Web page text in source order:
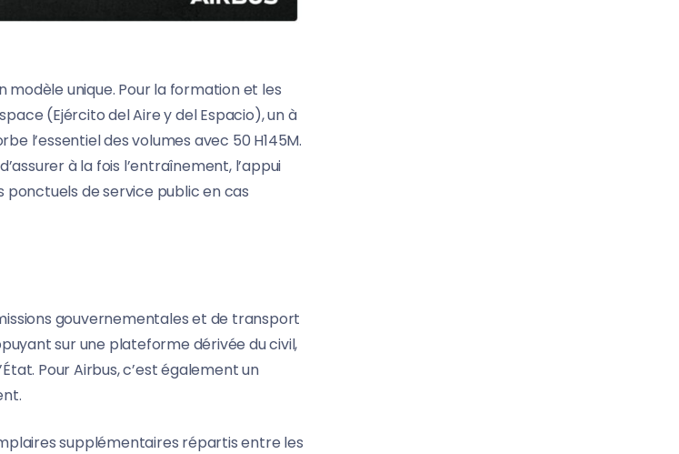
modèle unique. Pour la formation et les
(Ejército del Aire y del Espacio), un à
l’essentiel des volumes avec 50 H145M.
à la fois l’entraînement, l’appui
ponctuels de service public en cas
gouvernementales et de transport
sur une plateforme dérivée du civil,
Pour Airbus, c’est également un
supplémentaires répartis entre les